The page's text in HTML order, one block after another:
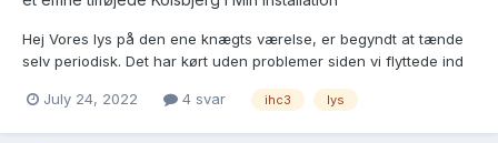
Hej Vores lys på den ene knægts værelse, er begyndt at tænde
selv periodisk. Det har kørt uden problemer siden vi flyttede ind
monteret Rterm for enden. Jeg tror jeg har sporet mig frem til at
July 24, 2022 4 svar ihc3 lys